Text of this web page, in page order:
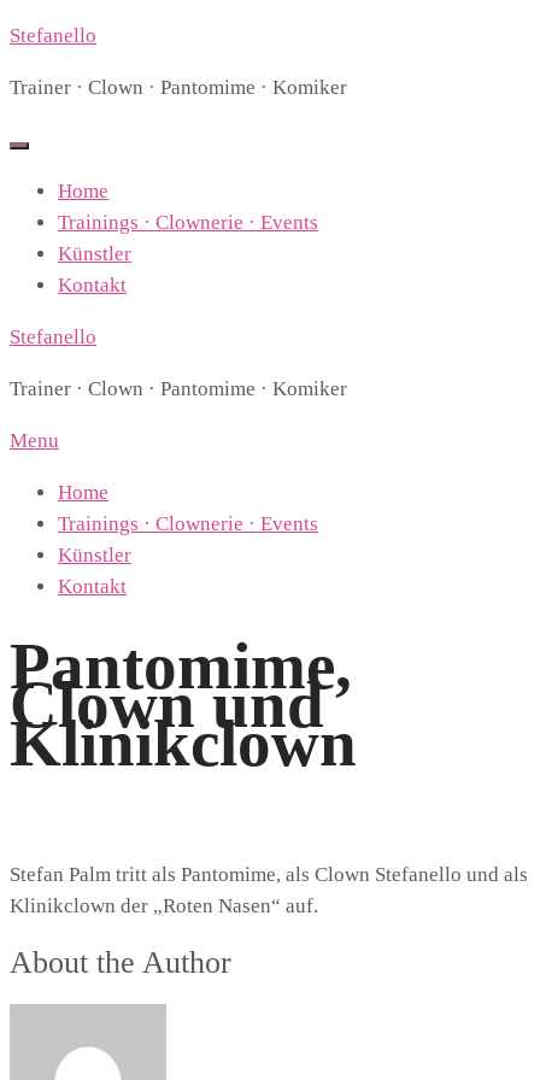
Stefanello
Trainer · Clown · Pantomime · Komiker
Home
Trainings · Clownerie · Events
Künstler
Kontakt
Stefanello
Trainer · Clown · Pantomime · Komiker
Menu
Home
Trainings · Clownerie · Events
Künstler
Kontakt
Pantomime,
Clown und
Klinikclown
Stefan Palm tritt als Pantomime, als Clown Stefanello und als
Klinikclown der „Roten Nasen“ auf.
About the Author